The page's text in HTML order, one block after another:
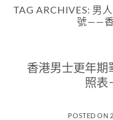
TAG ARCHIVES: 男
號——香
香港男士更年期
照表
POSTED ON